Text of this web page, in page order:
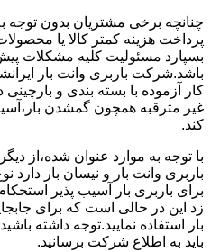
چنانچه برخی مشتریان بدون
پرداخت هزینه کمتر کالا یا
بسپارد مسئولیت کلیه مشکلات
باشد.شرکت باربری وانت بار
کار آزموده با بسته بندی و
غیر مترقبه همچون گمشدن
کند.
با توجه به موارد عنوان شده،از
باربری وانت بار و نیسان بار دارد
برای باربری بار آسیب پذیر
زد این در حالی است که برای
بار استفاده نمایید.توجه داشته
باید به اطلاع شرکت برسانید.